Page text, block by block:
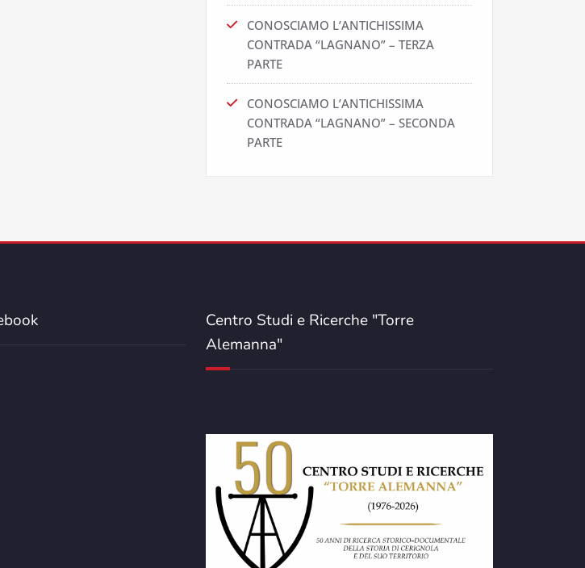
CONOSCIAMO L’ANTICHISSIMA
CONTRADA “LAGNANO” – TERZA
PARTE
CONOSCIAMO L’ANTICHISSIMA
CONTRADA “LAGNANO” – SECONDA
PARTE
Centro Studi e Ricerche "Torre
Alemanna"